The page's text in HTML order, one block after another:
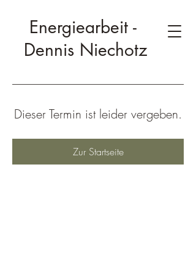
Energiearbeit -
Dennis Niechotz
Dieser Termin ist leider vergeben.
Zur Startseite